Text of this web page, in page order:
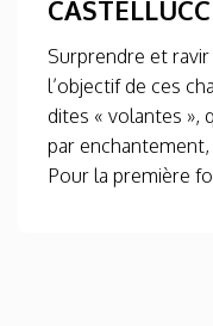
Surprendre et
l’objectif de ces
dites « volantes »,
par
Pour la première